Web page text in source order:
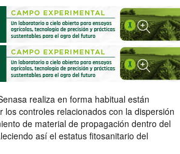
realiza en forma habitual están
los controles relacionados con la dispersión
de material de propagación dentro del
así el estatus fitosanitario del